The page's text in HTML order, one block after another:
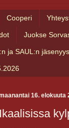
Cooperi
Juokse
ja SAUL:n jäsenyys
16. elokuuta
Ikaalisissa